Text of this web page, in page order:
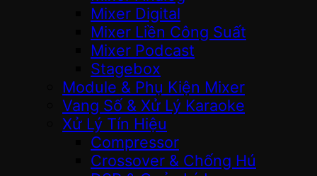
Mixer Digital
Mixer Liền Công Suất
Mixer Podcast
Stagebox
Module & Phụ Kiện Mixer
Vang Số & Xử Lý Karaoke
Xử Lý Tín Hiệu
Compressor
Crossover & Chống Hú